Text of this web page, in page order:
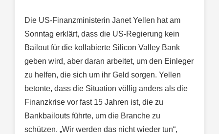
Die US-Finanzministerin Janet Yellen hat am
Sonntag erklärt, dass die US-Regierung kein
Bailout für die kollabierte Silicon Valley Bank
geben wird, aber daran arbeitet, um den Einleger
zu helfen, die sich um ihr Geld sorgen. Yellen
betonte, dass die Situation völlig anders als die
Finanzkrise vor fast 15 Jahren ist, die zu
Bankbailouts führte, um die Branche zu
schützen. „Wir werden das nicht wieder tun“,